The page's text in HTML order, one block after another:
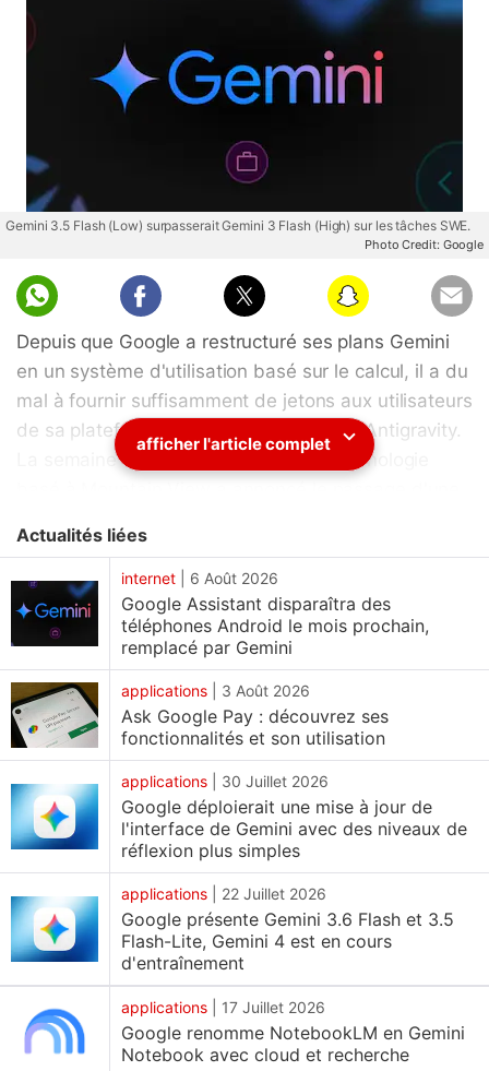
Gemini 3.5 Flash (Low) surpasserait Gemini 3 Flash (High) sur les tâches SWE.
Photo Credit: Google
Depuis que Google a restructuré ses plans Gemini
en un système d'utilisation basé sur le calcul, il a du
mal à fournir suffisamment de jetons aux utilisateurs
de sa plateforme de codage agentique, Antigravity.
La semaine dernière, le géant de la technologie
qui mesure le nombre de jetons épuisés. Une fois le
nouveau système déployé, les utilisateurs ont
commencé à se plaindre d'atteindre très rapidement
les limites de taux sur Antigravity. La situation était
si grave que le géant de la technologie a dû
augmenter la limite de taux d'Antigravity à deux
reprises, mais il semble que même cela n'ait pas
suffi. Aujourd'hui, la société règle le problème avec
une nouvelle variante de Gemini 3.5 Flash.
Gemini 3.5 Flash (Low) est arrivé
Dans unpostsur X (anciennement Twitter), Varun
Mohan, qui supervise Antigravity chez Google
DeepMind, a déclaré : « Nous avons entendu des
inquiétudes selon lesquelles Antigravity consomme
désormais de nombreux jetons pour des tâches
simples. Nous ajoutons donc Gemini 3.5 Flash (Low)
afin d'optimiser l'utilisation des jetons pour ces
afficher l'article complet
Actualités liées
internet 6 Août 2026
Google Assistant disparaîtra des
téléphones Android le mois prochain,
remplacé par Gemini
applications 3 Août 2026
Ask Google Pay : découvrez ses
fonctionnalités et son utilisation
applications 30 Juillet 2026
Google déploierait une mise à jour de
l'interface de Gemini avec des niveaux de
réflexion plus simples
applications 22 Juillet 2026
Google présente Gemini 3.6 Flash et 3.5
Flash-Lite, Gemini 4 est en cours
d'entraînement
applications 17 Juillet 2026
Google renomme NotebookLM en Gemini
Notebook avec cloud et recherche